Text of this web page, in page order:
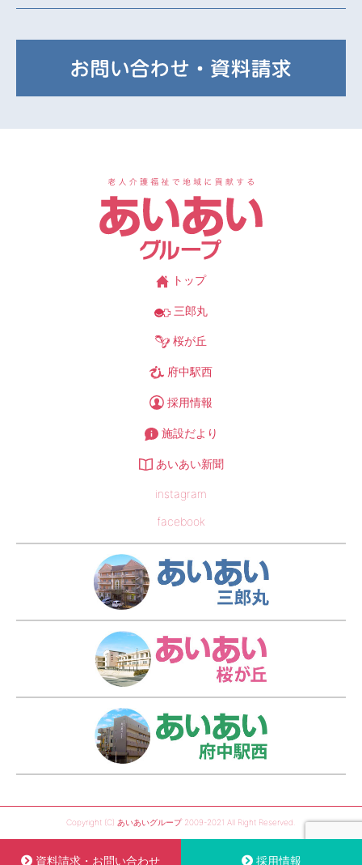
トップ
三郎丸
桜が丘
府中駅西
採用情報
施設だより
あいあい新聞
instagram
facebook
Copyright (C) あいあいグループ 2009-2021 All Right Reserved.
資料請求・お問い合わせ 採用情報